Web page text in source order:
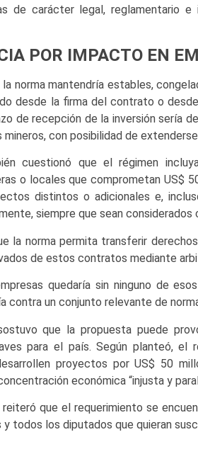
de carácter legal, reglamentario
POR IMPACTO EN
norma mantendría estables,
desde la firma del contrato o
de recepción de la inversión sería
con posibilidad de
cuestionó que el régimen
o locales que comprometan US$
distintos o adicionales e,
siempre que sean considerados
la norma permita transferir
de estos contratos mediante
quedaría sin ninguno de
contra un conjunto relevante de
que la propuesta puede
para el país. Según planteó,
proyectos por US$ 50
económica “injusta y
que el requerimiento se
y todos los diputados que quieran